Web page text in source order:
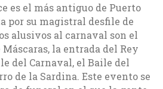
es el más antiguo de Puerto
por su magistral desfile de
alusivos al carnaval son el
la entrada del Rey
del Carnaval, el Baile del
de la Sardina. Este evento se